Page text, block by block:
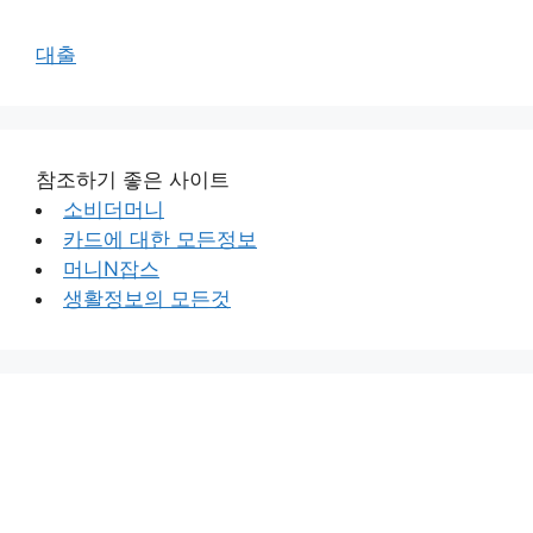
대출
참조하기 좋은 사이트
소비더머니
카드에 대한 모든정보
머니N잡스
생활정보의 모든것